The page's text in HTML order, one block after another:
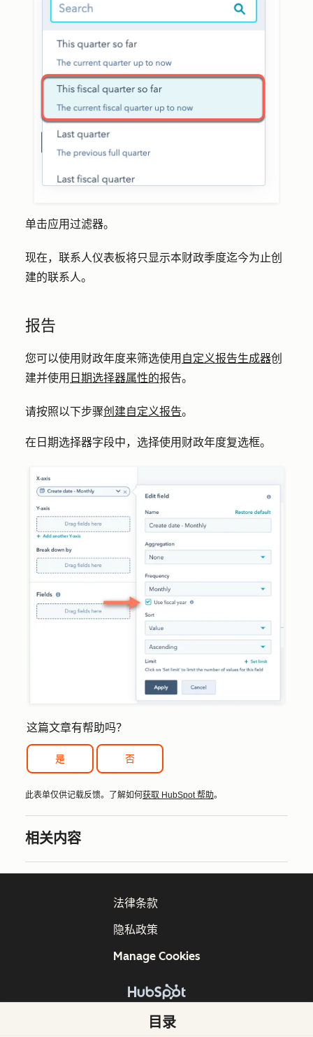
单击应用过滤器。
现在，联系人仪表板将只显示本财政季度迄今为止创
建的联系人。
报告
您可以使用财政年度来筛选使用 自定义报告生成器创
建并使用 日期选择器属性的报告。
请按照以下步骤创建自定义报告。
在 日期选择器字段中，选择使用财政年度复选框。
这篇文章有帮助吗？
是 否
此表单仅供记载反馈。了解如何获取 HubSpot 帮助。
相关内容
目录
版权所有 © 2026 HubSpot, Inc.
法律条款
隐私政策
Manage Cookies